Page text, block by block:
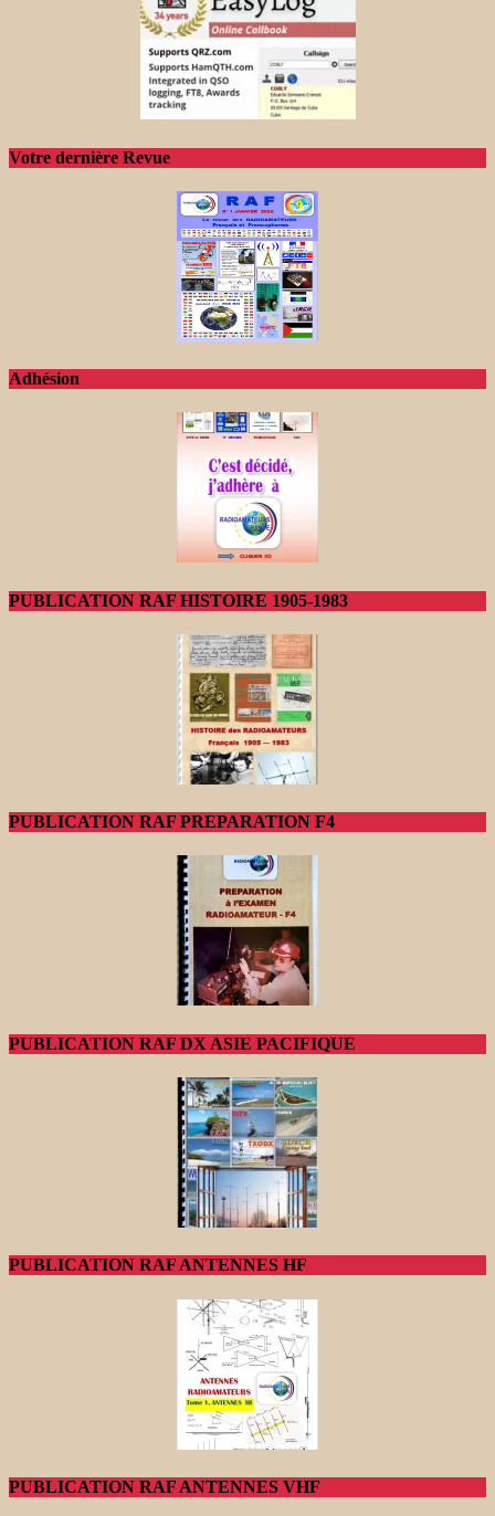
Votre dernière Revue
Adhésion
PUBLICATION RAF HISTOIRE 1905-1983
PUBLICATION RAF PREPARATION F4
PUBLICATION RAF DX ASIE PACIFIQUE
PUBLICATION RAF ANTENNES HF
PUBLICATION RAF ANTENNES VHF